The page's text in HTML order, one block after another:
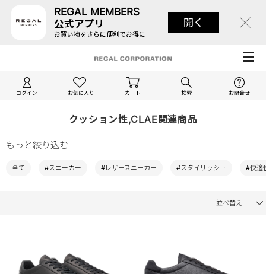
REGAL MEMBERS
公式アプリ
お買い物をさらに便利でお得に
開く
ログイン お気に入り カート 検索 お問合せ
クッション性,CLAE関連商品
もっと絞り込む
全て #スニーカー #レザースニーカー #スタイリッシュ #快適
並べ替え